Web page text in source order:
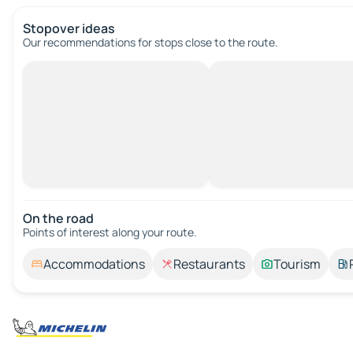
Stopover ideas
Our recommendations for stops close to the route.
On the road
Points of interest along your route.
Accommodations Restaurants Tourism